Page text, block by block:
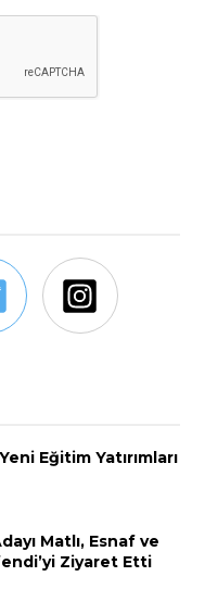
Eğitim Yatırımları
Matlı, Esnaf ve
Ziyaret Etti